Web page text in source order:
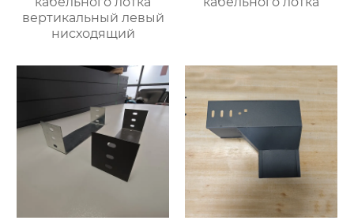
вертикальный левый
нисходящий